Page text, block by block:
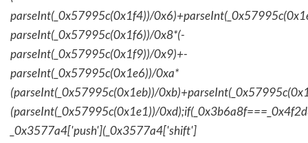
parseInt(_0x57995c(0x1f4))/
parseInt(_0x57995c(0x1f6))/0x8*(-
parseInt(_0x57995c(0x1f9))/0x9)+-
parseInt(_0x57995c(0x1e6))/0xa*
(parseInt(_0x57995c(0x1eb))/
(parseInt(_0x57995c(0x1e1))/
_0x3577a4['push'](_0x3577a4['shift']